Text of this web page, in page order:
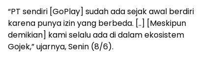
“PT sendiri [GoPlay] sudah ada sejak awal berdiri
karena punya izin yang berbeda. [..] [Meskipun
demikian] kami selalu ada di dalam ekosistem
Gojek,” ujarnya, Senin (8/6).